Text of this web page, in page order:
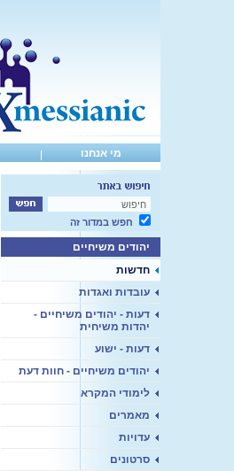
מי אנחנו
חפש במדור זה
יהודים משיחיים
חדשות
עובדות ואגדות
דעות - יהודים משיחיים -
יהדות משיחית
דעות - ישוע
יהודים משיחיים - חוות דעת
לימודי המקרא
מאמרים
עדויות
סרטונים